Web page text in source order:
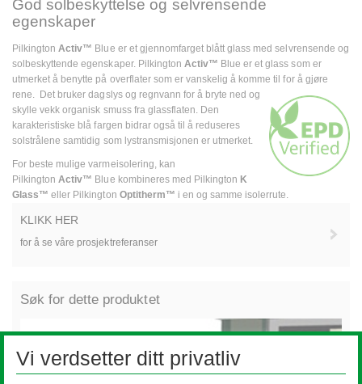
God solbeskyttelse og selvrensende
egenskaper
Pilkington Activ™ Blue er et gjennomfarget blått glass med selvrensende og
solbeskyttende egenskaper. Pilkington Activ™ Blue er et glass som er
utmerket å benytte på overflater som er vanskelig å komme til for å gjøre
rene. Det bruker dagslys og regnvann for å bryte ned og
skylle vekk organisk smuss fra glassflaten. Den
karakteristiske blå fargen bidrar også til å reduseres
solstrålene samtidig som lystransmisjonen er utmerket.
For beste mulige varmeisolering, kan
Pilkington Activ™ Blue kombineres med Pilkington K
Glass™ eller Pilkington Optitherm™ i en og samme isolerrute.
KLIKK HER
for å se våre prosjektreferanser
Søk for dette produktet
Vi verdsetter ditt privatliv